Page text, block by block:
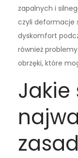
zapalnych i
czyli deformacje
dyskomfort
również
obrzęki, które
Jakie